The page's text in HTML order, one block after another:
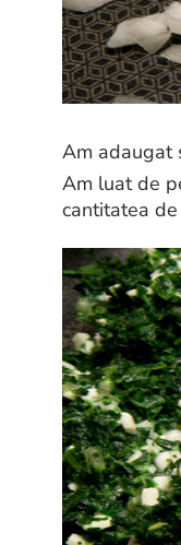
Am adaugat
Am luat de
cantitatea